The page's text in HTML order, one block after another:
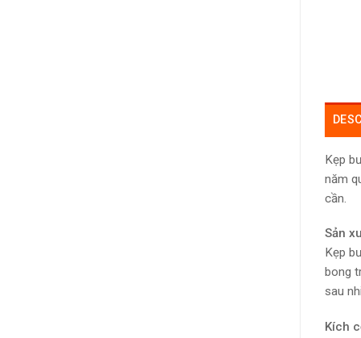
Kẹp
năm
cần.
Sản
Kẹp
bong
sau
Kích